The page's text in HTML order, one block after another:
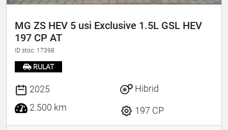
MG ZS HEV 5 usi Exclusive 1.5L GSL HEV
197 CP AT
ID stoc: 17398
RULAT
2025
2.500 km
Hibrid
197 CP